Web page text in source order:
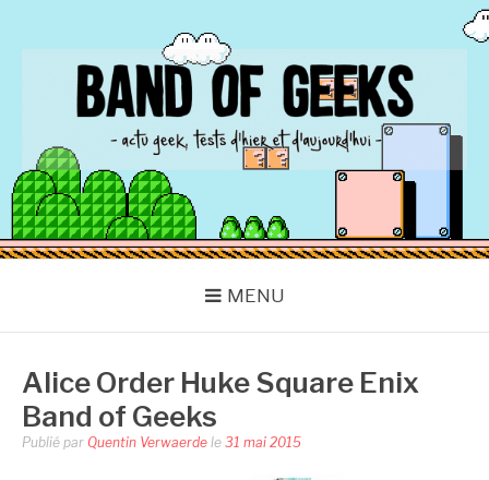
BAND OF GEEKS
Actu Geek d'hier et d'aujourd'hui
MENU
Alice Order Huke Square Enix
Band of Geeks
Publié par Quentin Verwaerde le 31 mai 2015